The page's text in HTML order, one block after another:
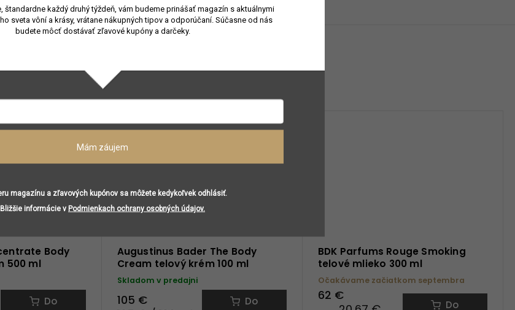
Súvisiaci tovar
Body
500 ml
Do
Augustinus Bader The Body
Cream telový krém 100 ml
Skladom v predajni
105 €
Do
BDK Parfums Rouge Smoking
telové mlieko 300 ml
Očakávame začiatkom septembra
62 €
Do
štandardne každý druhý týždeň, vám budeme prinášať magazín s aktuálnymi
sveta vôní a krásy, vrátane nákupných tipov a odporúčaní. Súčasne od nás
budete môcť dostávať zľavové kupóny a darčeky.
Mám záujem
magazínu a zľavových kupónov sa môžete kedykoľvek odhlásiť.
Bližšie informácie v Podmienkach ochrany osobných údajov.